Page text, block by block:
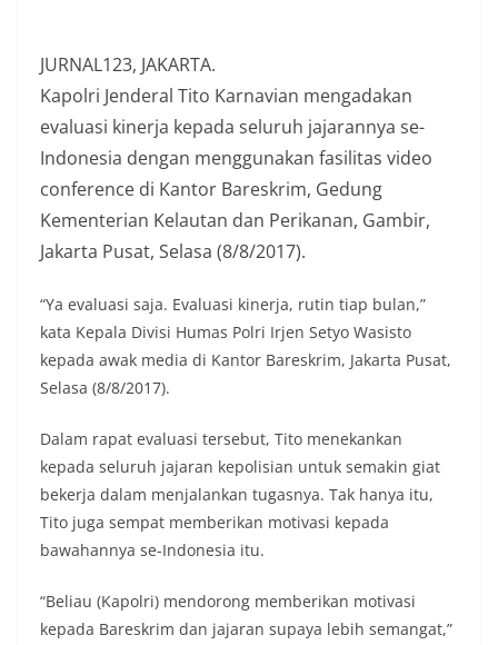
JURNAL123, JAKARTA.
Kapolri Jenderal Tito Karnavian mengadakan
evaluasi kinerja kepada seluruh jajarannya se-
Indonesia dengan menggunakan fasilitas video
conference di Kantor Bareskrim, Gedung
Kementerian Kelautan dan Perikanan, Gambir,
Jakarta Pusat, Selasa (8/8/2017).
“Ya evaluasi saja. Evaluasi kinerja, rutin tiap bulan,”
kata Kepala Divisi Humas Polri Irjen Setyo Wasisto
kepada awak media di Kantor Bareskrim, Jakarta Pusat,
Selasa (8/8/2017).
Dalam rapat evaluasi tersebut, Tito menekankan
kepada seluruh jajaran kepolisian untuk semakin giat
bekerja dalam menjalankan tugasnya. Tak hanya itu,
Tito juga sempat memberikan motivasi kepada
bawahannya se-Indonesia itu.
“Beliau (Kapolri) mendorong memberikan motivasi
kepada Bareskrim dan jajaran supaya lebih semangat,”